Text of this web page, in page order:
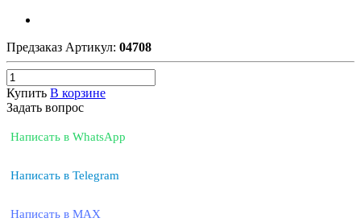
Предзаказ Артикул: 04708
Купить В корзине
Задать вопрос
Написать в WhatsApp
Написать в Telegram
Написать в MAX